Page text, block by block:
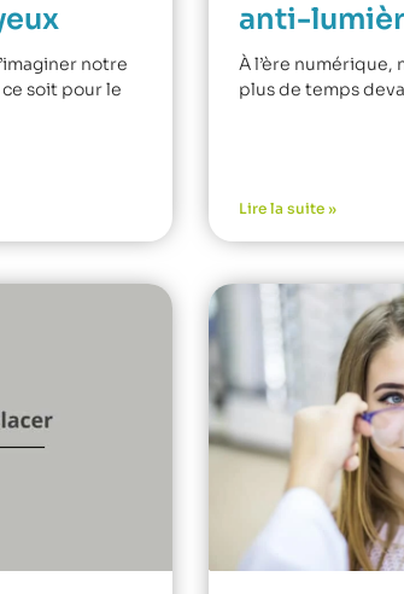
notre
soit pour le
anti-
À l’ère numérique,
plus de temps
Lire la suite »